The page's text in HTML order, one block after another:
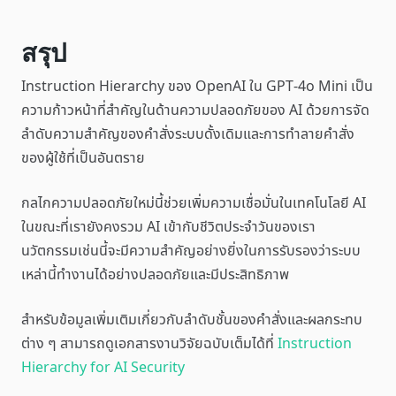
สรุป
Instruction Hierarchy ของ OpenAI ใน GPT-4o Mini เป็น
ความก้าวหน้าที่สำคัญในด้านความปลอดภัยของ AI ด้วยการจัด
ลำดับความสำคัญของคำสั่งระบบดั้งเดิมและการทำลายคำสั่ง
ของผู้ใช้ที่เป็นอันตราย
กลไกความปลอดภัยใหม่นี้ช่วยเพิ่มความเชื่อมั่นในเทคโนโลยี AI
ในขณะที่เรายังคงรวม AI เข้ากับชีวิตประจำวันของเรา
นวัตกรรมเช่นนี้จะมีความสำคัญอย่างยิ่งในการรับรองว่าระบบ
เหล่านี้ทำงานได้อย่างปลอดภัยและมีประสิทธิภาพ
สำหรับข้อมูลเพิ่มเติมเกี่ยวกับลำดับชั้นของคำสั่งและผลกระทบ
ต่าง ๆ สามารถดูเอกสารงานวิจัยฉบับเต็มได้ที่ Instruction
Hierarchy for AI Security